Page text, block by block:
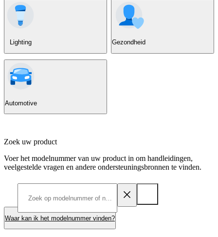
Lighting Gezondheid
Automotive
Zoek uw product
Voer het modelnummer van uw product in om handleidingen,
veelgestelde vragen en andere ondersteuningsbronnen te vinden.
Waar kan ik het modelnummer vinden?